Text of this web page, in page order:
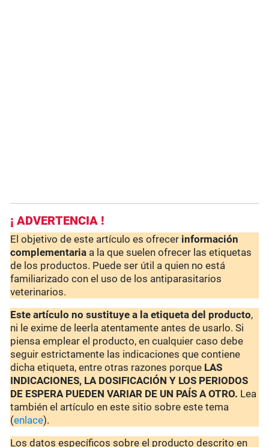
¡ ADVERTENCIA !
El objetivo de este artículo es ofrecer información
complementaria a la que suelen ofrecer las etiquetas
de los productos. Puede ser útil a quien no está
familiarizado con el uso de los antiparasitarios
veterinarios.
Este artículo no sustituye a la etiqueta del producto,
ni le exime de leerla atentamente antes de usarlo. Si
piensa emplear el producto, en cualquier caso debe
seguir estrictamente las indicaciones que contiene
dicha etiqueta, entre otras razones porque LAS
INDICACIONES, LA DOSIFICACIÓN Y LOS PERIODOS
DE ESPERA PUEDEN VARIAR DE UN PAÍS A OTRO. Lea
también el artículo en este sitio sobre este tema
(enlace).
Los datos específicos sobre el producto descrito en